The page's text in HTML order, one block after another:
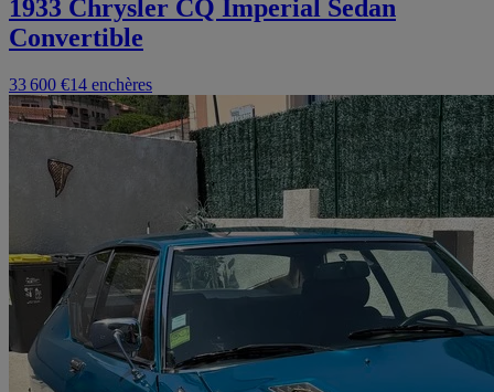
1933 Chrysler CQ Imperial Sedan
Convertible
33 600 €14 enchères